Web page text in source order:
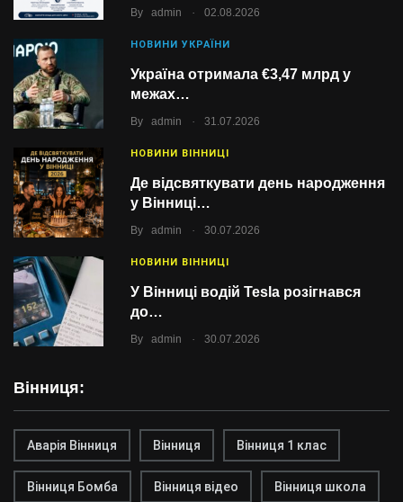
By admin . 02.08.2026
НОВИНИ УКРАЇНИ
Україна отримала €3,47 млрд у
межах…
By admin . 31.07.2026
НОВИНИ ВІННИЦІ
Де відсвяткувати день народження
у Вінниці…
By admin . 30.07.2026
НОВИНИ ВІННИЦІ
У Вінниці водій Tesla розігнався
до…
By admin . 30.07.2026
Вінниця:
Аварія Вінниця Вінниця Вінниця 1 клас
Вінниця Бомба Вінниця відео Вінниця школа